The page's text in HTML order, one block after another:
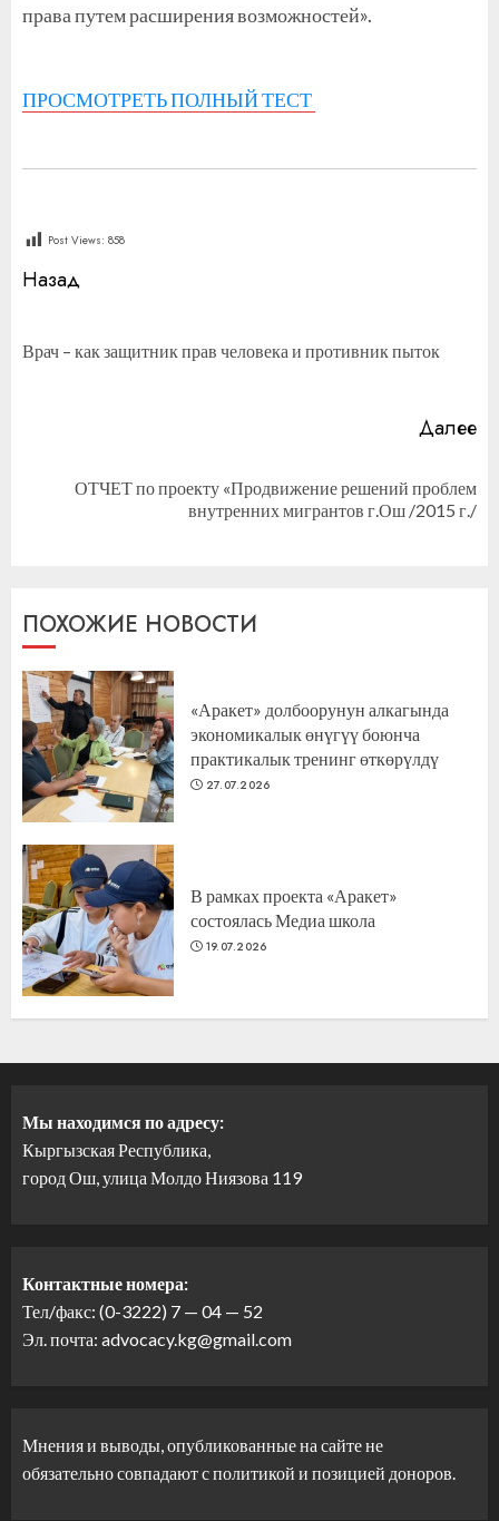
права путем расширения возможностей».
ПРОСМОТРЕТЬ ПОЛНЫЙ ТЕСТ
Post Views: 858
Продолжить
Назад
Врач – как защитник прав человека и противник пыток
Далее
Следующая
ОТЧЕТ по проекту «Продвижение решений проблем
внутренних мигрантов г.Ош /2015 г./
ПОХОЖИЕ НОВОСТИ
«Аракет» долбоорунун алкагында
экономикалык өнүгүү боюнча
практикалык тренинг өткөрүлдү
27.07.2026
В рамках проекта «Аракет»
состоялась Медиа школа
19.07.2026
Мы находимся по адресу:
Кыргызская Республика,
город Ош, улица Молдо Ниязова 119
Контактные номера:
Тел/факс: (0-3222) 7 — 04 — 52
Эл. почта: advocacy.kg@gmail.com
Мнения и выводы, опубликованные на сайте не
обязательно совпадают с политикой и позицией доноров.